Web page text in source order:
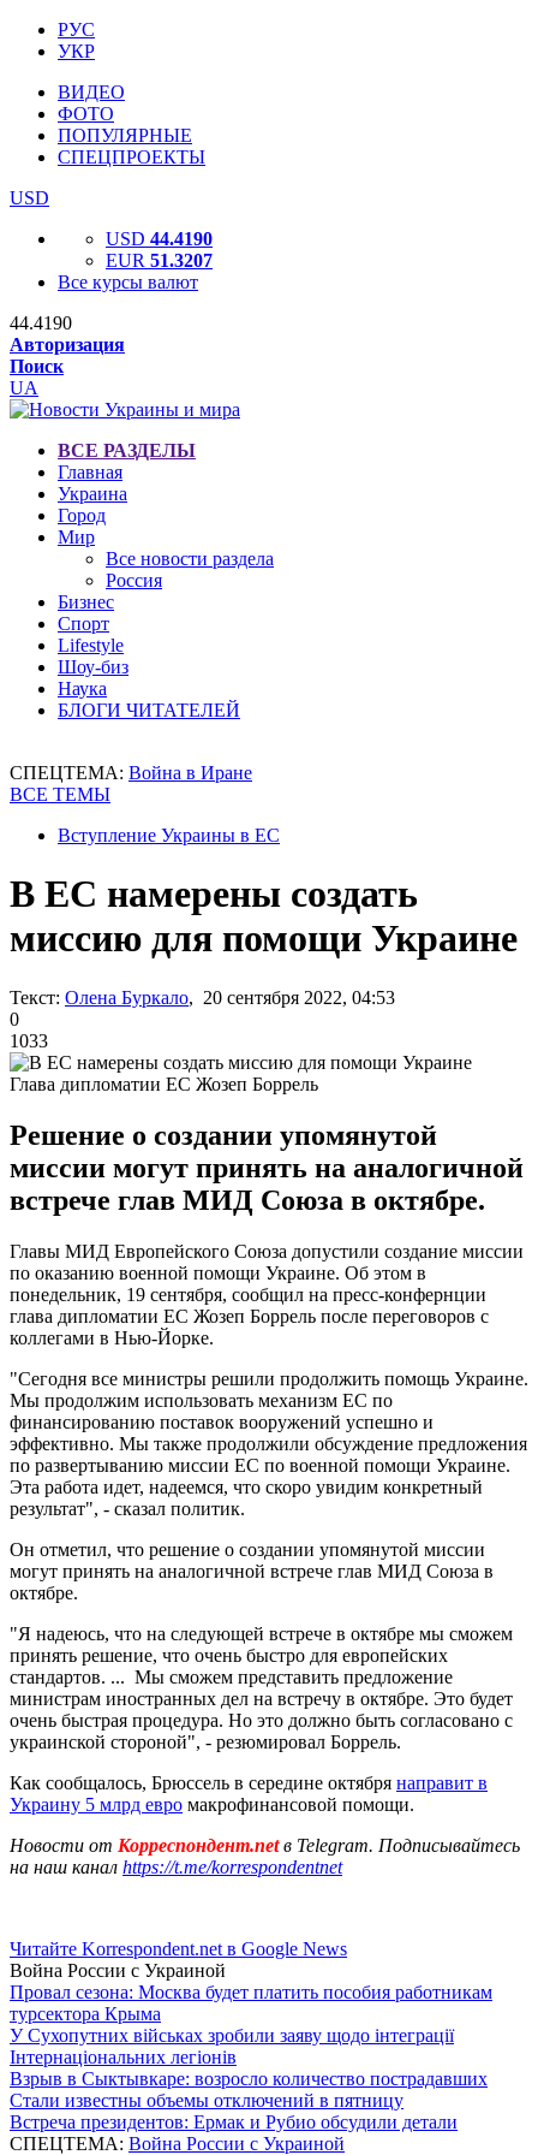
РУС
УКР
ВИДЕО
ФОТО
ПОПУЛЯРНЫЕ
СПЕЦПРОЕКТЫ
USD
USD 44.4190
EUR 51.3207
Все курсы валют
44.4190
Авторизация
Поиск
UA
ВСЕ РАЗДЕЛЫ
Главная
Украина
Город
Мир
Все новости раздела
Россия
Бизнес
Спорт
Lifestyle
Шоу-биз
Наука
БЛОГИ ЧИТАТЕЛЕЙ
СПЕЦТЕМА: Война в Иране
ВСЕ ТЕМЫ
Вступление Украины в ЕС
В ЕС намерены создать
миссию для помощи Украине
Текст: Олена Буркало, 20 сентября 2022, 04:53
0
1033
Глава дипломатии ЕС Жозеп Боррель
Решение о создании упомянутой
миссии могут принять на аналогичной
встрече глав МИД Союза в октябре.
Главы МИД Европейского Союза допустили создание миссии
по оказанию военной помощи Украине. Об этом в
понедельник, 19 сентября, сообщил на пресс-конфернции
глава дипломатии ЕС Жозеп Боррель после переговоров с
коллегами в Нью-Йорке.
"Сегодня все министры решили продолжить помощь Украине.
Мы продолжим использовать механизм ЕС по
финансированию поставок вооружений успешно и
эффективно. Мы также продолжили обсуждение предложения
по развертыванию миссии ЕС по военной помощи Украине.
Эта работа идет, надеемся, что скоро увидим конкретный
результат", - сказал политик.
Он отметил, что решение о создании упомянутой миссии
могут принять на аналогичной встрече глав МИД Союза в
октябре.
"Я надеюсь, что на следующей встрече в октябре мы сможем
принять решение, что очень быстро для европейских
стандартов. ... Мы сможем представить предложение
министрам иностранных дел на встречу в октябре. Это будет
очень быстрая процедура. Но это должно быть согласовано с
украинской стороной", - резюмировал Боррель.
Как сообщалось, Брюссель в середине октября направит в
Украину 5 млрд евро макрофинансовой помощи.
Новости от Корреспондент.netв Telegram. Подписывайтесь
на наш канал https://t.me/korrespondentnet
Читайте Korrespondent.net в Google News
Война России с Украиной
Провал сезона: Москва будет платить пособия работникам
турсектора Крыма
У Сухопутних військах зробили заяву щодо інтеграції
Інтернаціональних легіонів
Взрыв в Сыктывкаре: возросло количество пострадавших
Стали известны объемы отключений в пятницу
Встреча президентов: Ермак и Рубио обсудили детали
СПЕЦТЕМА: Война России с Украиной